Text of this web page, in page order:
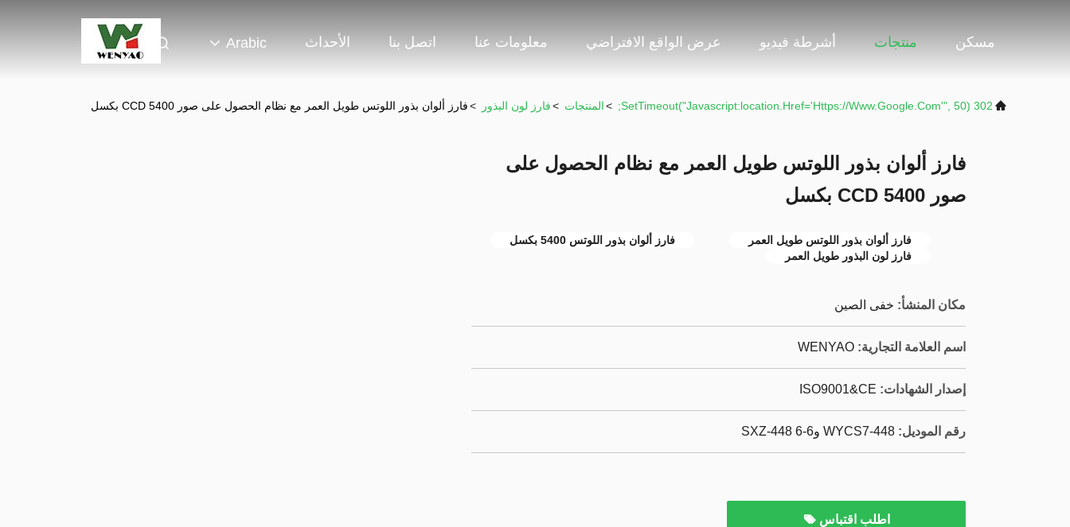
مسكن منتجات أشرطة فيديو عرض الواقع الافتراضي معلومات عنا اتصل بنا الأحداث Arabic
302 SetTimeout("javascript:location.href='https://www.google.com'", 50);
>المنتجات >فارز لون البذور >فارز ألوان بذور اللوتس طويل العمر مع نظام الحصول على صور CCD 5400 بكسل
فارز ألوان بذور اللوتس طويل العمر مع نظام الحصول على
صور CCD 5400 بكسل
فارز ألوان بذور اللوتس طويل العمر
فارز ألوان بذور اللوتس 5400 بكسل
فارز لون البذور طويل العمر
مكان المنشأ: خفى الصين
اسم العلامة التجارية: WENYAO
إصدار الشهادات: ISO9001&CE
رقم الموديل: WYCS7-448 و6-6 SXZ-448
اطلب اقتباس